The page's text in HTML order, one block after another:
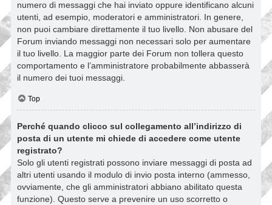
numero di messaggi che hai inviato oppure identificano alcuni
utenti, ad esempio, moderatori e amministratori. In genere,
non puoi cambiare direttamente il tuo livello. Non abusare del
Forum inviando messaggi non necessari solo per aumentare
il tuo livello. La maggior parte dei Forum non tollera questo
comportamento e l’amministratore probabilmente abbasserà
il numero dei tuoi messaggi.
Top
Perché quando clicco sul collegamento all’indirizzo di
posta di un utente mi chiede di accedere come utente
registrato?
Solo gli utenti registrati possono inviare messaggi di posta ad
altri utenti usando il modulo di invio posta interno (ammesso,
ovviamente, che gli amministratori abbiano abilitato questa
funzione). Questo serve a prevenire un uso scorretto o